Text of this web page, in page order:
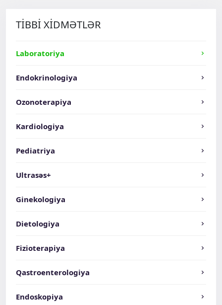
TİBBİ XİDMƏTLƏR
Laboratoriya
Endokrinologiya
Ozonoterapiya
Kardiologiya
Pediatriya
Ultrasəs+
Ginekologiya
Dietologiya
Fizioterapiya
Qastroenterologiya
Endoskopiya